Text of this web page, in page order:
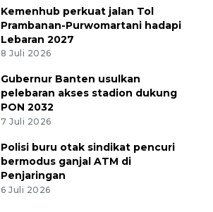
Kemenhub perkuat jalan Tol
Prambanan-Purwomartani hadapi
Lebaran 2027
8 Juli 2026
Gubernur Banten usulkan
pelebaran akses stadion dukung
PON 2032
7 Juli 2026
Polisi buru otak sindikat pencuri
bermodus ganjal ATM di
Penjaringan
6 Juli 2026